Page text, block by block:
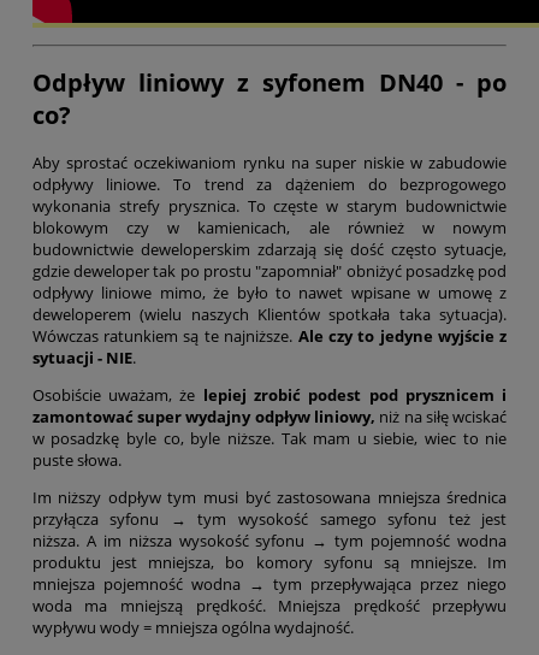
Odpływ liniowy z syfonem DN40 - po
co?
Aby sprostać oczekiwaniom rynku na super niskie w zabudowie
odpływy liniowe. To trend za dążeniem do bezprogowego
wykonania strefy prysznica. To częste w starym budownictwie
blokowym czy w kamienicach, ale również w nowym
budownictwie deweloperskim zdarzają się dość często sytuacje,
gdzie deweloper tak po prostu "zapomniał" obniżyć posadzkę pod
odpływy liniowe mimo, że było to nawet wpisane w umowę z
deweloperem (wielu naszych Klientów spotkała taka sytuacja).
Wówczas ratunkiem są te najniższe. Ale czy to jedyne wyjście z
sytuacji - NIE.
Osobiście uważam, że lepiej zrobić podest pod prysznicem i
zamontować super wydajny odpływ liniowy, niż na siłę wciskać
w posadzkę byle co, byle niższe. Tak mam u siebie, wiec to nie
puste słowa.
Im niższy odpływ tym musi być zastosowana mniejsza średnica
przyłącza syfonu → tym wysokość samego syfonu też jest
niższa. A im niższa wysokość syfonu → tym pojemność wodna
produktu jest mniejsza, bo komory syfonu są mniejsze. Im
mniejsza pojemność wodna → tym przepływająca przez niego
woda ma mniejszą prędkość. Mniejsza prędkość przepływu
wypływu wody = mniejsza ogólna wydajność.